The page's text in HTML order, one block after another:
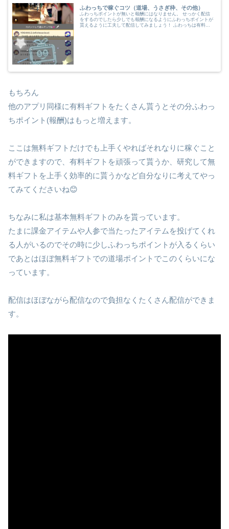
ふわっちで稼ぐコツ（道場、うさぎ枠、その他）
ふわっちポイントが無いと報酬にはなりません。 せっかく配信
をするのでしたら少しでも報酬になるようにふわっちポイントが
貰えるように工夫して配信してみましょう！ ふわっちは有料ア
もちろん
他のアプリ同様に有料ギフトをたくさん貰うとその分ふわっ
ちポイント(報酬)はもっと増えます。
ここは無料ギフトだけでも上手くやればそれなりに稼ぐこと
ができますので、有料ギフトを頑張って貰うか、研究して無
料ギフトを上手く効率的に貰うかなど自分なりに考えてやっ
てみてくださいね😊
ちなみに私は基本無料ギフトのみを貰っています。
たまに課金アイテムや人参で当たったアイテムを投げてくれ
る人がいるのでその時に少しふわっちポイントが入るくらい
であとはほぼ無料ギフトでの道場ポイントでこのくらいにな
っています。
配信はほぼながら配信なので負担なくたくさん配信ができま
す。